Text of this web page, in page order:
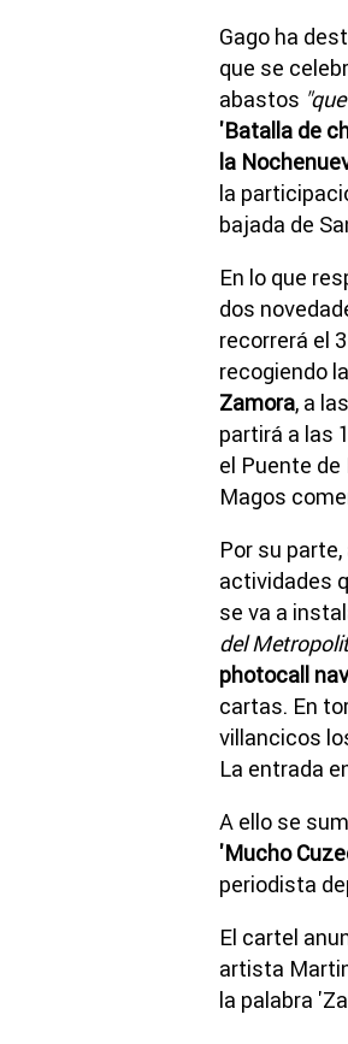
Gago ha
que se
abastos
'Batalla de
la
la
bajada de
En lo que
dos
recorrerá el
recogiendo
Zamora, a
partirá a las
el Puente de
Magos
Por su
actividades
se va a
del
photocall
cartas. En
villancicos
La entrada
A ello se
'Mucho
periodista
El cartel
artista
la palabra